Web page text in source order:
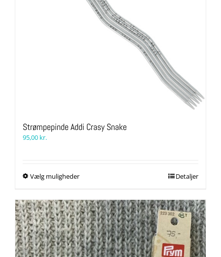
Strømpepinde Addi Crasy Snake
95,00 kr.
Vælg mulighederDette
flere
varianter.
Mulighederne
kan
vælges
på
Detaljer